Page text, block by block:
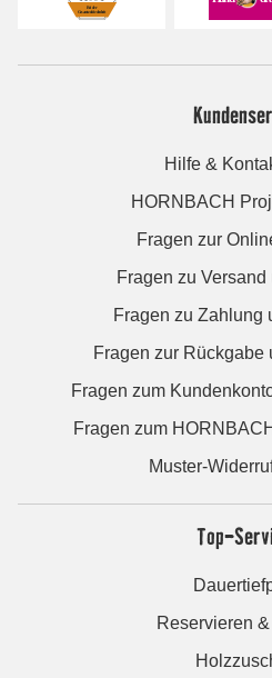
Hilfe &
HORNBACH
Fragen zur
Fragen zu
Fragen zu Zahlung
Fragen zur Rückgabe
Fragen zum
Fragen zum
Muster-
Top-
Reservieren